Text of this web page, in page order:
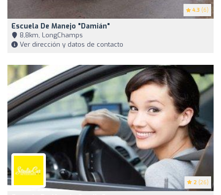
4.3 (6)
Escuela De Manejo "Damián"
8,8km, LongChamps
Ver dirección y datos de contacto
2 (26)